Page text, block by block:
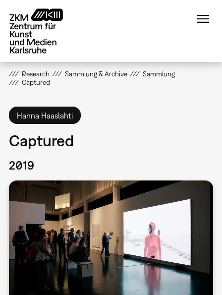
zum
Inhalt
Research Sammlung & Archive
Sammlung
Captured
Hanna Haaslahti
Captured
2019